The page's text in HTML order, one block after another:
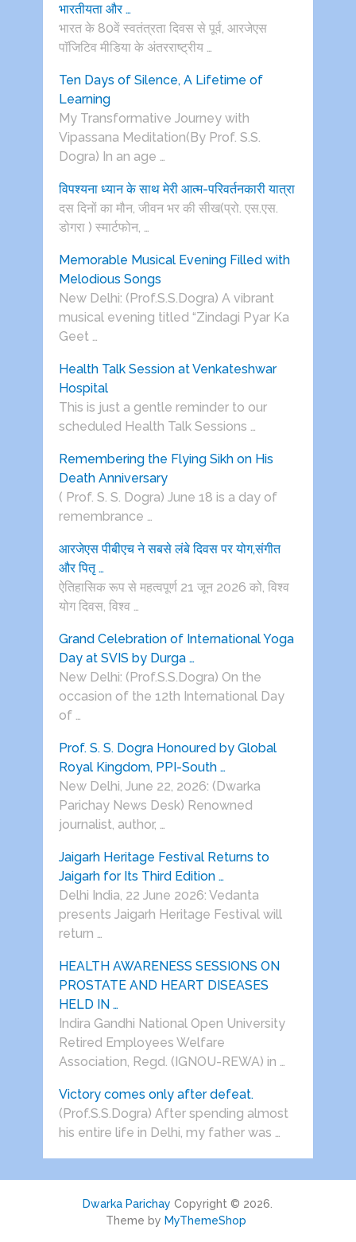
भारतीयता और …
भारत के 80वें स्वतंत्रता दिवस से पूर्व, आरजेएस
पाॅजिटिव मीडिया के अंतरराष्ट्रीय …
Ten Days of Silence, A Lifetime of
Learning
My Transformative Journey with
Vipassana Meditation(By Prof. S.S.
Dogra) In an age …
विपश्यना ध्यान के साथ मेरी आत्म-परिवर्तनकारी यात्रा
दस दिनों का मौन, जीवन भर की सीख(प्रो. एस.एस.
डोगरा ) स्मार्टफोन, …
Memorable Musical Evening Filled with
Melodious Songs
New Delhi: (Prof.S.S.Dogra) A vibrant
musical evening titled “Zindagi Pyar Ka
Geet …
Health Talk Session at Venkateshwar
Hospital
This is just a gentle reminder to our
scheduled Health Talk Sessions …
Remembering the Flying Sikh on His
Death Anniversary
( Prof. S. S. Dogra) June 18 is a day of
remembrance …
आरजेएस पीबीएच ने सबसे लंबे दिवस पर योग,संगीत
और पितृ …
ऐतिहासिक रूप से महत्वपूर्ण 21 जून 2026 को, विश्व
योग दिवस, विश्व …
Grand Celebration of International Yoga
Day at SVIS by Durga …
New Delhi: (Prof.S.S.Dogra) On the
occasion of the 12th International Day
of …
Prof. S. S. Dogra Honoured by Global
Royal Kingdom, PPI-South …
New Delhi, June 22, 2026: (Dwarka
Parichay News Desk) Renowned
journalist, author, …
Jaigarh Heritage Festival Returns to
Jaigarh for Its Third Edition …
Delhi India, 22 June 2026: Vedanta
presents Jaigarh Heritage Festival will
return …
HEALTH AWARENESS SESSIONS ON
PROSTATE AND HEART DISEASES
HELD IN …
Indira Gandhi National Open University
Retired Employees Welfare
Association, Regd. (IGNOU-REWA) in …
Victory comes only after defeat.
(Prof.S.S.Dogra) After spending almost
his entire life in Delhi, my father was …
Dwarka Parichay Copyright © 2026.
Theme by MyThemeShop